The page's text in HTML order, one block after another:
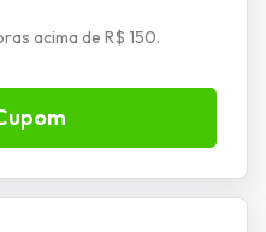
acima de R$ 150.